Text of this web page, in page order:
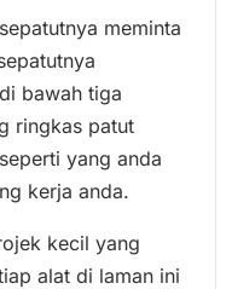
meminta
bawah tiga
ringkas patut
yang anda
kerja anda.
kecil yang
alat di laman ini